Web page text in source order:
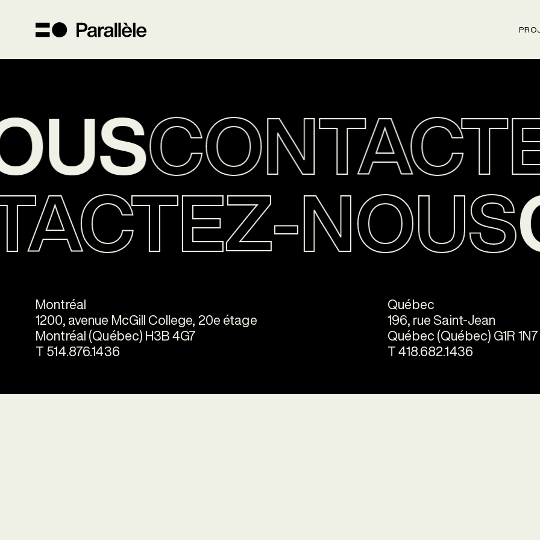
Montréal
1200, avenue McGill College, 20e étage
Montréal (Québec) H3B 4G7
T 514.876.1436
Québec
196, rue Saint-Jean
Québec (Québec) G1R 1N7
T 418.682.1436